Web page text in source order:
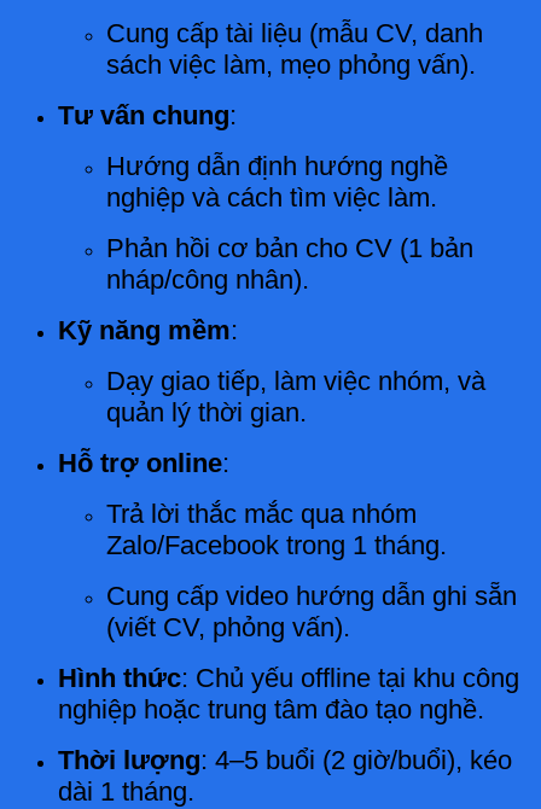
Cung cấp tài liệu (mẫu CV, danh
sách việc làm, mẹo phỏng vấn).
Tư vấn chung:
Hướng dẫn định hướng nghề
nghiệp và cách tìm việc làm.
Phản hồi cơ bản cho CV (1 bản
nháp/công nhân).
Kỹ năng mềm:
Dạy giao tiếp, làm việc nhóm, và
quản lý thời gian.
Hỗ trợ online:
Trả lời thắc mắc qua nhóm
Zalo/Facebook trong 1 tháng.
Cung cấp video hướng dẫn ghi sẵn
(viết CV, phỏng vấn).
Hình thức: Chủ yếu offline tại khu công
nghiệp hoặc trung tâm đào tạo nghề.
Thời lượng: 4–5 buổi (2 giờ/buổi), kéo
dài 1 tháng.